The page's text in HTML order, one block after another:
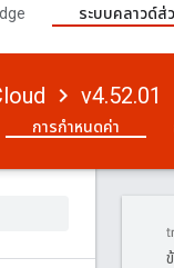
ระบบคลาวด์ส่
v4.52.01
การกำหนดค่า